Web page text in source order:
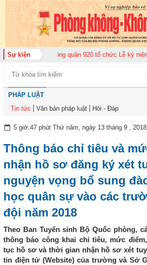
Sự kiện
Trung đoàn Không quân 920 tổ chức Lễ kỷ niệm
PHÁP LUẬT
Tin tức
Văn bản pháp luật Hỏi - Đáp
5 giờ:47 phút Thứ năm, ngày 13 tháng 9 , 2018
Thông báo chỉ tiêu và
nhận hồ sơ đăng ký xét
nguyện vọng bổ sung
học quân sự vào các
đội năm 2018
Theo Ban Tuyển sinh Bộ Quốc phòng,
thông báo công khai chỉ tiêu, mức
tục hồ sơ và thời gian nhận hồ sơ xét
tin điện tử (Website) của trường và Sở